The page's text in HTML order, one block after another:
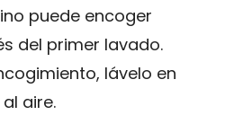
puede encoger
del primer lavado.
lávelo en
aire.